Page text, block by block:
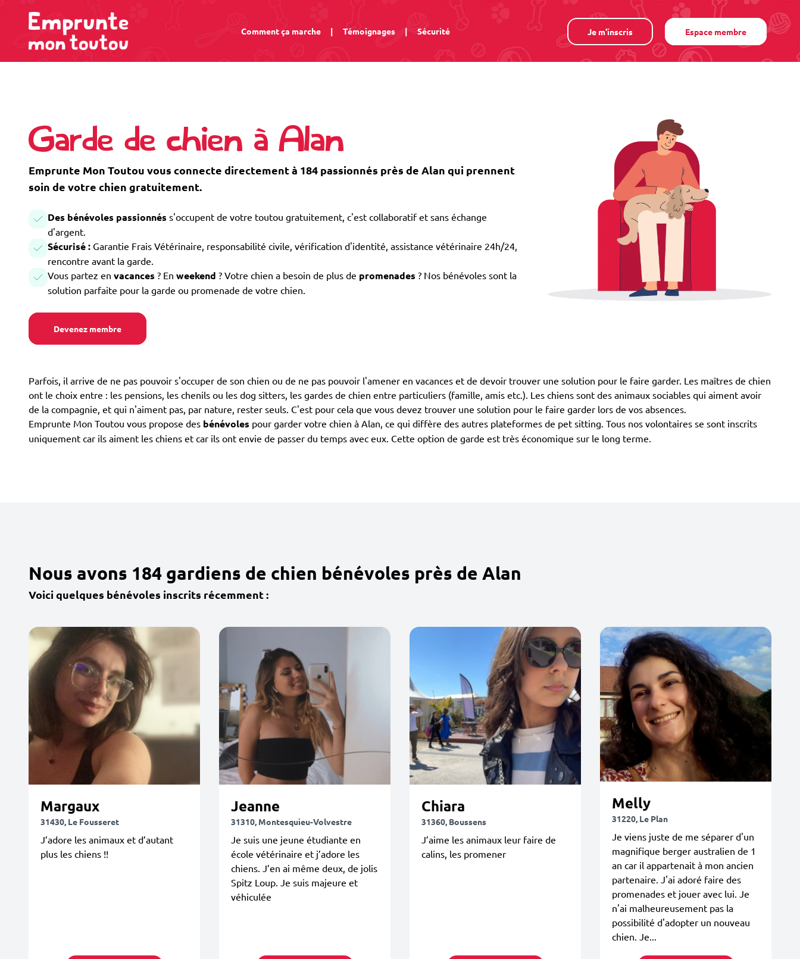
Comment ça marche | Témoignages | Sécurité Je m'inscris Espace membre
Garde de chien à Alan
Emprunte Mon Toutou vous connecte directement à 184 passionnés près de Alan qui prennent
soin de votre chien gratuitement.
Des bénévoles passionnés s'occupent de votre toutou gratuitement, c'est collaboratif et sans échange
d'argent.
Sécurisé : Garantie Frais Vétérinaire, responsabilité civile, vérification d'identité, assistance vétérinaire 24h/24,
rencontre avant la garde.
Vous partez en vacances ? En weekend ? Votre chien a besoin de plus de promenades ? Nos bénévoles sont la
solution parfaite pour la garde ou promenade de votre chien.
Devenez membre
Parfois, il arrive de ne pas pouvoir s'occuper de son chien ou de ne pas pouvoir l'amener en vacances et de devoir trouver une solution pour le faire garder. Les maîtres de chien
ont le choix entre : les pensions, les chenils ou les dog sitters, les gardes de chien entre particuliers (famille, amis etc.). Les chiens sont des animaux sociables qui aiment avoir
de la compagnie, et qui n'aiment pas, par nature, rester seuls. C'est pour cela que vous devez trouver une solution pour le faire garder lors de vos absences.
Emprunte Mon Toutou vous propose des bénévoles pour garder votre chien à Alan, ce qui diffère des autres plateformes de pet sitting. Tous nos volontaires se sont inscrits
uniquement car ils aiment les chiens et car ils ont envie de passer du temps avec eux. Cette option de garde est très économique sur le long terme.
Nous avons 184 gardiens de chien bénévoles près de Alan
Voici quelques bénévoles inscrits récemment :
Margaux
31430, Le Fousseret
J’adore les animaux et d’autant
plus les chiens !!
Jeanne
31310, Montesquieu-Volvestre
Je suis une jeune étudiante en
école vétérinaire et j’adore les
chiens. J’en ai même deux, de jolis
Spitz Loup. Je suis majeure et
véhiculée
Chiara
31360, Boussens
J’aime les animaux leur faire de
calins, les promener
Melly
31220, Le Plan
Je viens juste de me séparer d'un
magnifique berger australien de 1
an car il appartenait à mon ancien
partenaire. J'ai adoré faire des
promenades et jouer avec lui. Je
n'ai malheureusement pas la
possibilité d'adopter un nouveau
chien. Je...